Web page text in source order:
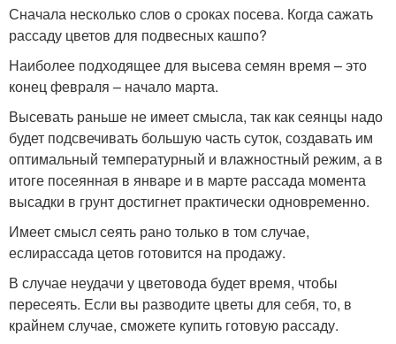
Сначала несколько слов о сроках посева. Когда сажать
рассаду цветов для подвесных кашпо?
Наиболее подходящее для высева семян время – это
конец февраля – начало марта.
Высевать раньше не имеет смысла, так как сеянцы надо
будет подсвечивать большую часть суток, создавать им
оптимальный температурный и влажностный режим, а в
итоге посеянная в январе и в марте рассада момента
высадки в грунт достигнет практически одновременно.
Имеет смысл сеять рано только в том случае,
еслирассада цетов готовится на продажу.
В случае неудачи у цветовода будет время, чтобы
пересеять. Если вы разводите цветы для себя, то, в
крайнем случае, сможете купить готовую рассаду.